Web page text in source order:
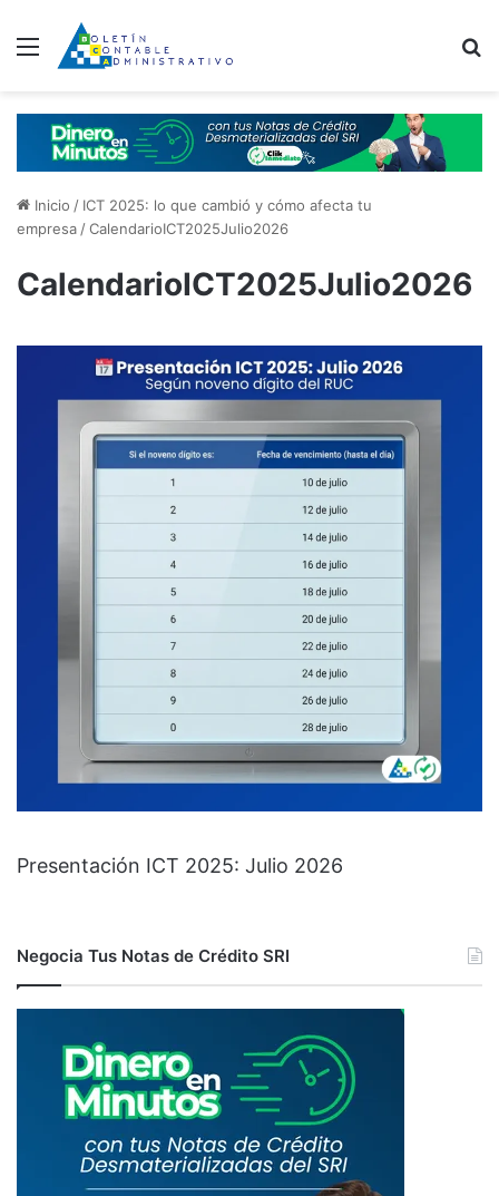
Menú
Inicio / ICT 2025: lo que cambió y cómo afecta tu
empresa /CalendarioICT2025Julio2026
CalendarioICT2025Julio2026
Presentación ICT 2025: Julio 2026
Negocia Tus Notas de Crédito SRI